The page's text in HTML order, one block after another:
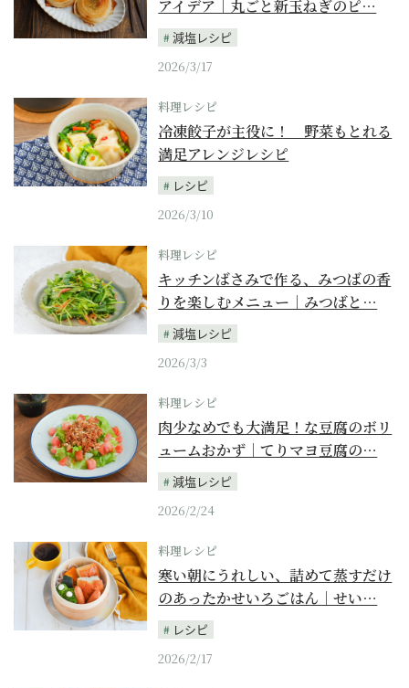
アイデア｜丸ごと新玉ねぎのピ…
減塩レシピ
2026/3/17
料理レシピ
冷凍餃子が主役に！ 野菜もとれる
満足アレンジレシピ
レシピ
2026/3/10
料理レシピ
キッチンばさみで作る、みつばの香
りを楽しむメニュー｜みつばと…
減塩レシピ
2026/3/3
料理レシピ
肉少なめでも大満足！な豆腐のボリ
ュームおかず｜てりマヨ豆腐の…
減塩レシピ
2026/2/24
料理レシピ
寒い朝にうれしい、詰めて蒸すだけ
のあったかせいろごはん｜せい…
レシピ
2026/2/17